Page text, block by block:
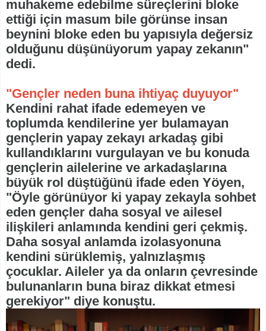
muhakeme edebilme süreçlerini bloke
ettiği için masum bile görünse insan
beynini bloke eden bu yapısıyla değersiz
olduğunu düşünüyorum yapay zekanın"
dedi.
"Gençler neden buna ihtiyaç duyuyor"
Kendini rahat ifade edemeyen ve
toplumda kendilerine yer bulamayan
gençlerin yapay zekayı arkadaş gibi
kullandıklarını vurgulayan ve bu konuda
gençlerin ailelerine ve arkadaşlarına
büyük rol düştüğünü ifade eden Yöyen,
"Öyle görünüyor ki yapay zekayla sohbet
eden gençler daha sosyal ve ailesel
ilişkileri anlamında kendini geri çekmiş.
Daha sosyal anlamda izolasyonuna
kendini sürüklemiş, yalnızlaşmış
çocuklar. Aileler ya da onların çevresinde
bulunanların buna biraz dikkat etmesi
gerekiyor" diye konuştu.